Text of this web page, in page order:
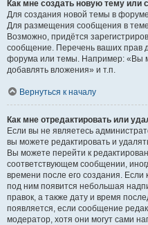
Как мне создать новую тему или
Для создания новой темы в
Для размещения сообщения в
Возможно, придётся
сообщение. Перечень ваших прав
форума или темы. Например: «Вы
добавлять вложения» и т.п.
Вернуться к началу
Как мне отредактировать или
Если вы не являетесь
вы можете редактировать и
Вы можете перейти к
соответствующем сообщении,
времени после его создания.
под ним появится небольшая
правок, а также дату и время
появляется, если сообщение
модератор, хотя они могут сами